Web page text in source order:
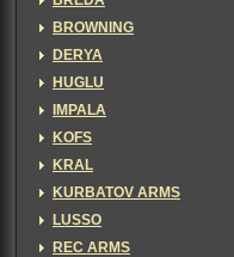
BROWNING
DERYA
HUGLU
IMPALA
KOFS
KRAL
KURBATOV ARMS
LUSSO
REC ARMS